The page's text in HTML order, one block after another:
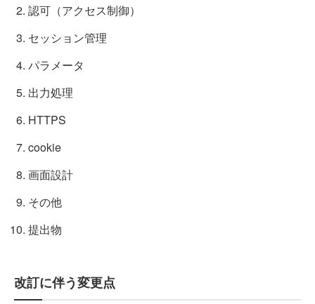
認可（アクセス制御）
セッション管理
パラメータ
出力処理
HTTPS
cookie
画面設計
その他
提出物
改訂に伴う変更点